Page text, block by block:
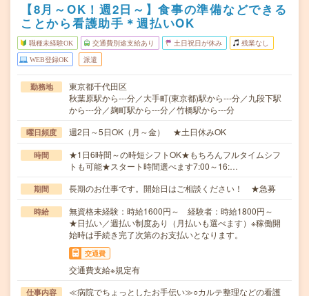
【8月～OK！週2日～】食事の準備などできる
ことから看護助手＊週払いOK
職種未経験OK 交通費別途支給あり 土日祝日が休み 残業なし
WEB登録OK 派遣
勤務地
東京都千代田区
秋葉原駅から---分／大手町(東京都)駅から---分／九段下駅
から---分／麹町駅から---分／竹橋駅から---分
曜日頻度 週2日～5日OK（月～金） ★土日休みOK
時間
★1日6時間～の時短シフトOK★もちろんフルタイムシフ
トも可能★スタート時間選べます7:00～16:…
期間 長期のお仕事です。開始日はご相談ください！ ★急募
時給
無資格未経験：時給1600円～ 経験者：時給1800円～
★日払い／週払い制度あり（月払いも選べます）※稼働開
始時は手続き完了次第のお支払いとなります。
交通費
交通費支給※規定有
仕事内容
≪病院でちょっとしたお手伝い≫○カルテ整理などの看護